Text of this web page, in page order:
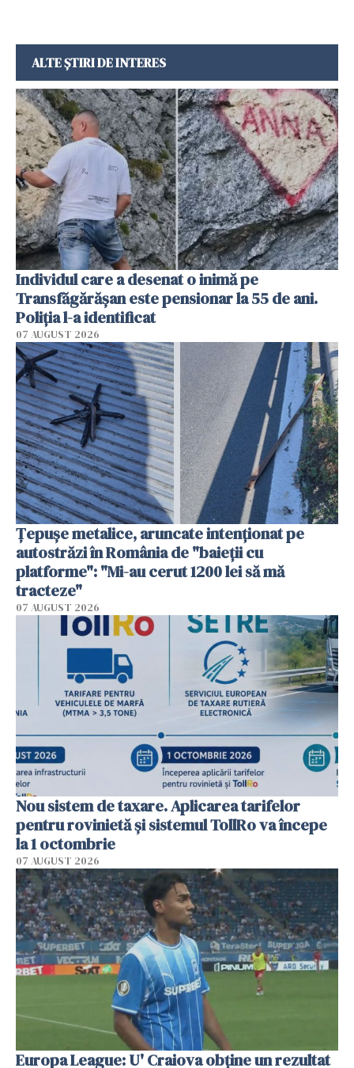
ALTE ȘTIRI DE INTERES
Individul care a desenat o inimă pe
Transfăgărășan este pensionar la 55 de ani.
Poliția l-a identificat
07 AUGUST 2026
Țepușe metalice, aruncate intenționat pe
autostrăzi în România de "baieții cu
platforme": "Mi-au cerut 1200 lei să mă
tracteze"
07 AUGUST 2026
Nou sistem de taxare. Aplicarea tarifelor
pentru rovinietă şi sistemul TollRo va începe
la 1 octombrie
07 AUGUST 2026
Europa League: U' Craiova obține un rezultat